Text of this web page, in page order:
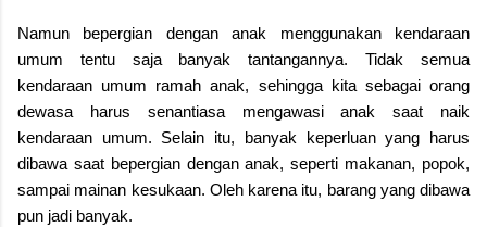
Namun bepergian dengan anak menggunakan kendaraan
umum tentu saja banyak tantangannya. Tidak semua
kendaraan umum ramah anak, sehingga kita sebagai orang
dewasa harus senantiasa mengawasi anak saat naik
kendaraan umum. Selain itu, banyak keperluan yang harus
dibawa saat bepergian dengan anak, seperti makanan, popok,
sampai mainan kesukaan. Oleh karena itu, barang yang dibawa
pun jadi banyak.